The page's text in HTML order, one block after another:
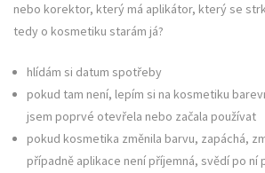
nebo korektor, který má aplikátor, který se
tedy o kosmetiku starám já?
hlídám si datum spotřeby
pokud tam není, lepím si na kosmetiku
jsem poprvé otevřela nebo začala používat
pokud kosmetika změnila barvu, zapáchá,
případně aplikace není příjemná, svědí po ní